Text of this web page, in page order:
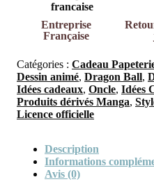
Entreprise
Française
Catégories : Cadeau
Dessin animé, Dragon Ball,
Idées cadeaux, Oncle, Idées
Produits dérivés Manga,
Licence officielle
Description
Informations
Avis (0)